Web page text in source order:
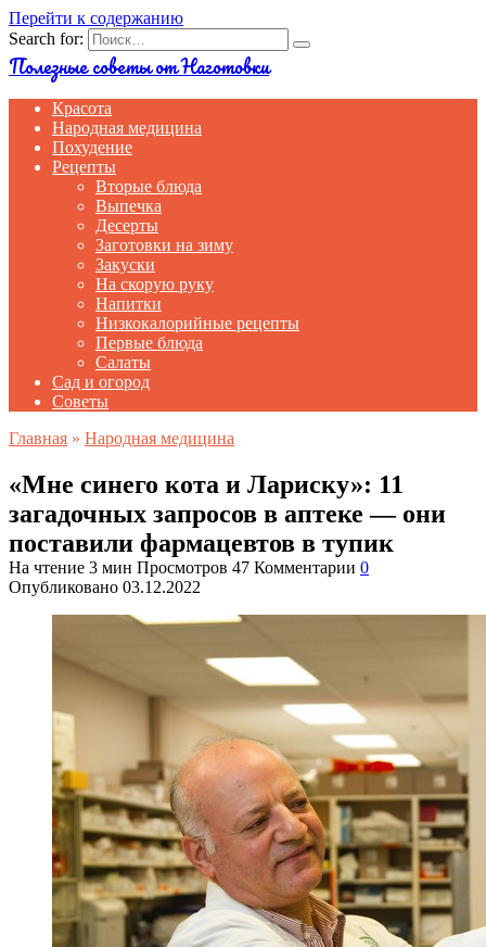
Перейти к содержанию
Search for:
Полезные советы от Наготовки
Красота
Народная медицина
Похудение
Рецепты
Вторые блюда
Выпечка
Десерты
Заготовки на зиму
Закуски
На скорую руку
Напитки
Низкокалорийные рецепты
Первые блюда
Салаты
Сад и огород
Советы
Главная » Народная медицина
«Мне синего кота и Лариску»: 11
загадочных запросов в аптеке — они
поставили фармацевтов в тупик
На чтение 3 мин Просмотров 47 Комментарии 0
Опубликовано 03.12.2022